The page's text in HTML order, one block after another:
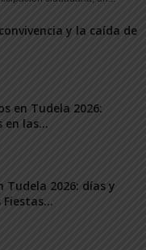
y la caída de
en Tudela 2026:
en las...
Tudela 2026: días y